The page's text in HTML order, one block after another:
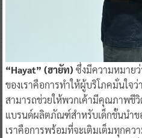
“Hayat” (ฮายัท) ซึ่งมีความหมายว่
ของเราคือการทำให้ผู้บริโภคมั่นใ
สามารถช่วยให้พวกเค้ามีคุณภาพชี
แบรนด์ผลิตภัณฑ์สำหรับเด็กชั้นนำข
เราคือการพร้อมที่จะเติมเต็มทุกค